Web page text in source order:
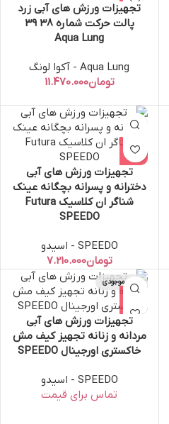
تجهیزات ورزش های آبی زرد
پالت حرکت شماره 38 39
Aqua Lung
Aqua Lung - آکوا لونگ
تومان
تجهیزات ورزش های آبی
دخترانه و پسرانه بچگانه عینک
شناگر ان کلاسیک Futura
SPEEDO
SPEEDO - اسیدو
تومان
اتمام موجودی
تجهیزات ورزش های آبی
مردانه و زنانه تجهیز کیف مش
خاکستری اورجینال SPEEDO
SPEEDO - اسیدو